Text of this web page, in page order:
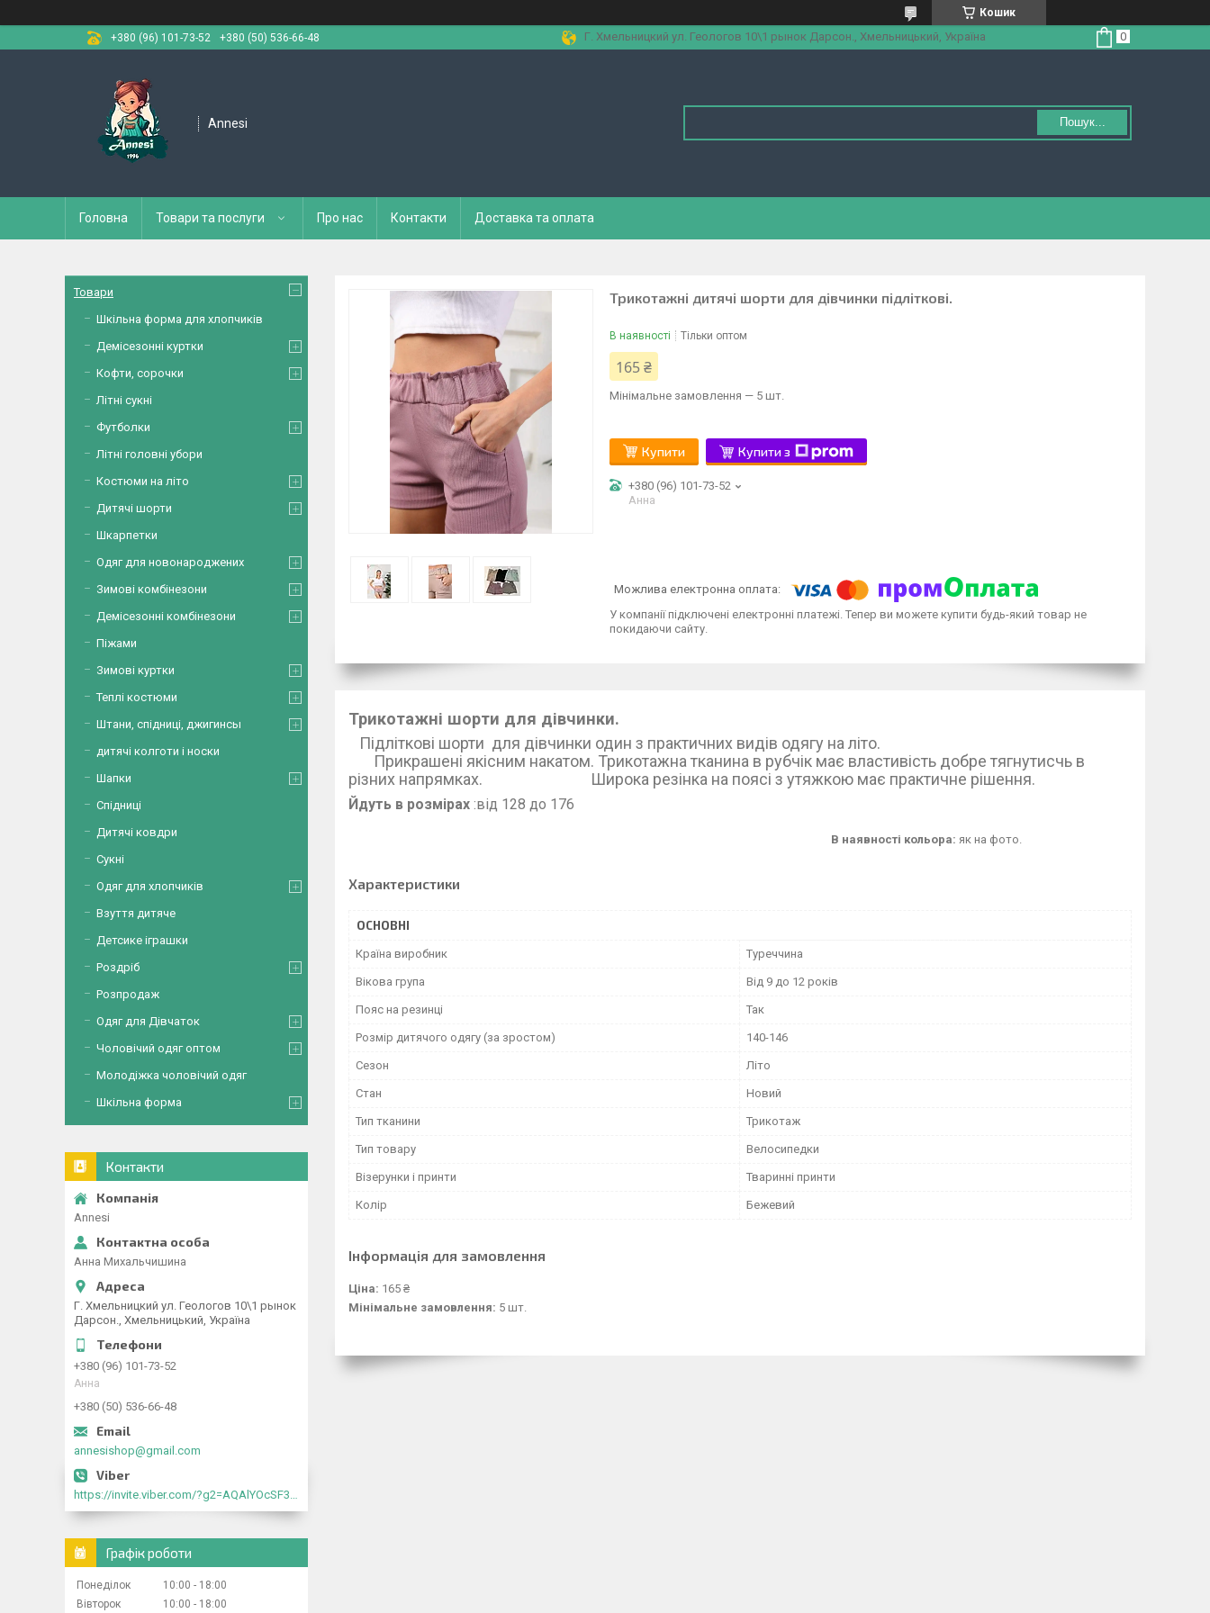
Кошик
+380 (96) 101-73-52
+380 (50) 536-66-48 Г. Хмельницкий ул. Геологов 10\1 рынок Дарсон., Хмельницький, Україна
Annesi Пошук...
Головна Товари та послуги Про нас Контакти Доставка та оплата
Трикотажні дитячі шорти для дівчинки підліткові.
В наявності Тільки оптом
165 ₴
Мінімальне замовлення — 5 шт.
Купити Купити з
+380 (96) 101-73-52
Анна
У компанії підключені електронні платежі. Тепер ви можете купити будь-який товар не
покидаючи сайту.
Трикотажні шорти для дівчинки.
Підліткові шорти для дівчинки один з практичних видів одягу на літо.
Прикрашені якісним накатом. Трикотажна тканина в рубчік має властивість добре тягнутисчь в
різних напрямках. Широка резінка на поясі з утяжкою має практичне рішення.
Йдуть в розмірах :від 128 до 176
В наявності кольора: як на фото.
Характеристики
ОСНОВНІ
Країна виробник Туреччина
Вікова група Від 9 до 12 років
Пояс на резинці Так
Розмір дитячого одягу (за зростом) 140-146
Сезон Літо
Стан Новий
Тип тканини Трикотаж
Тип товару Велосипедки
Візерунки і принти Тваринні принти
Колір Бежевий
Інформація для замовлення
Ціна: 165 ₴
Мінімальне замовлення: 5 шт.
Товари
Шкільна форма для хлопчиків
Демісезонні куртки
Кофти, сорочки
Літні сукні
Футболки
Літні головні убори
Костюми на літо
Дитячі шорти
Шкарпетки
Одяг для новонароджених
Зимові комбінезони
Демісезонні комбінезони
Піжами
Зимові куртки
Теплі костюми
Штани, спідниці, джигинсы
дитячі колготи і носки
Шапки
Спідниці
Дитячі ковдри
Сукні
Одяг для хлопчиків
Взуття дитяче
Детсике іграшки
Роздріб
Розпродаж
Одяг для Дівчаток
Чоловічий одяг оптом
Молодіжка чоловічий одяг
Шкільна форма
Контакти
Annesi
Анна Михальчишина
Г. Хмельницкий ул. Геологов 10\1 рынок
Дарсон., Хмельницький, Україна
+380 (96) 101-73-52
Анна
+380 (50) 536-66-48
annesishop@gmail.com
https://invite.viber.com/?g2=AQAlYOcSF30rb0kdJdojYDWtk4sNE5eWPg2Om5jJmRlpJwnTwfwnCzMMxer2vioZ"
Графік роботи
Понеділок 10:00
18:00
Вівторок
10:00 18:00